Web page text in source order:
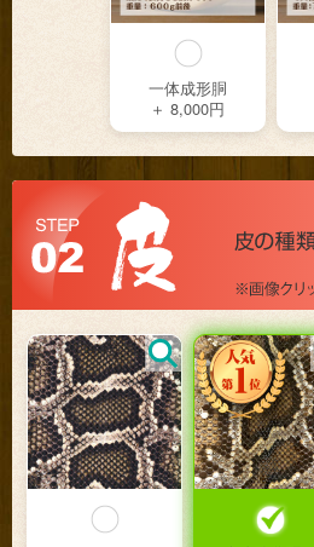
一体成形胴
＋ 8,000円